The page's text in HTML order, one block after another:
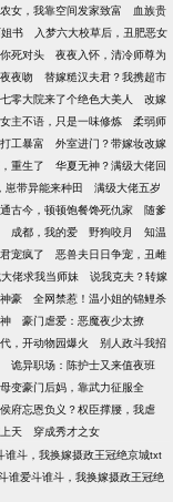
女，我靠空间发家致富
血族贵
书
入梦六大校草后，丑肥恶女
死对头
夜夜入怀，清冷师尊为
夜吻
替嫁糙汉夫君？我携超市
七零大院来了个绝色大美人
改嫁
女主不语，只是一味修炼
柔弱师
工暴富
外室进门？带嫁妆改嫁
重生了
华夏无神？满级大佬回
崽带异能来种田
满级大佬五岁
古今，顿顿饱餐馋死仇家
随爹
成都，我的爱 野狗咬月
知温
宠疯了
恶兽夫日日争宠，丑雌
佬求我当师妹
说我克夫？转嫁
豪
全网禁惹！温小姐的锦鲤杀
豪门虐爱：恶魔夜少太撩
，开动物园爆火
别人政斗我招
诡异职场：陈护士又来值夜班
变豪门后妈，靠武力征服全
侯府忘恩负义？权臣撑腰，我虐
天
穿成秀才之女
谁斗，我换嫁摄政王冠绝京城txt
谁爱斗谁斗，我换嫁摄政王冠绝